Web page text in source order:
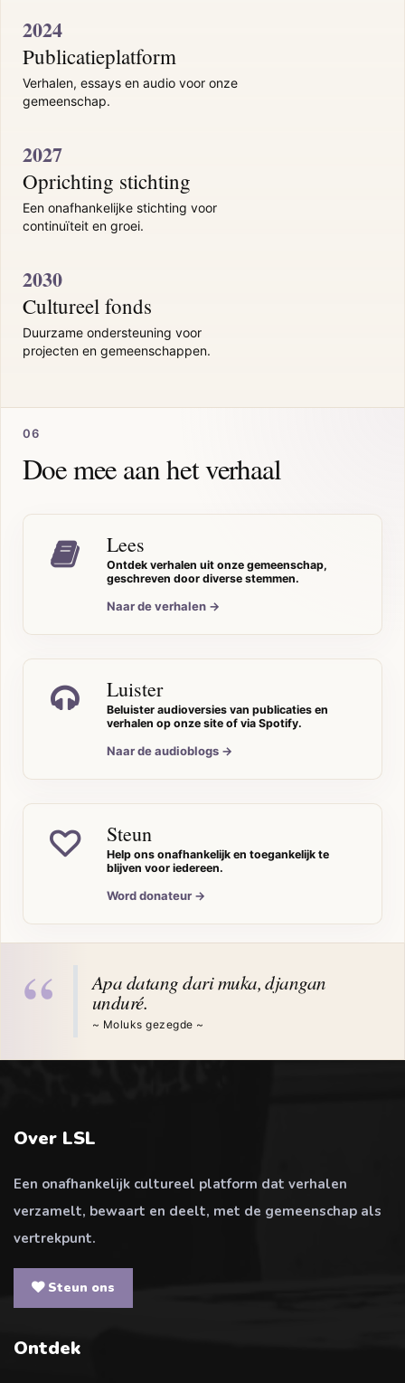
2024
Publicatieplatform
Verhalen, essays en audio voor onze
gemeenschap.
2027
Oprichting stichting
Een onafhankelijke stichting voor
continuïteit en groei.
2030
Cultureel fonds
Duurzame ondersteuning voor
projecten en gemeenschappen.
06
Doe mee aan het verhaal
Lees
Ontdek verhalen uit onze gemeenschap,
geschreven door diverse stemmen.
Naar de verhalen →
Luister
Beluister audioversies van publicaties en
verhalen op onze site of via Spotify.
Naar de audioblogs →
Steun
Help ons onafhankelijk en toegankelijk te
blijven voor iedereen.
Word donateur →
“ Apa datang dari muka, djangan
unduré.
~ Moluks gezegde ~
Over LSL
Een onafhankelijk cultureel platform dat verhalen
verzamelt, bewaart en deelt, met de gemeenschap als
vertrekpunt.
Steun ons
Ontdek